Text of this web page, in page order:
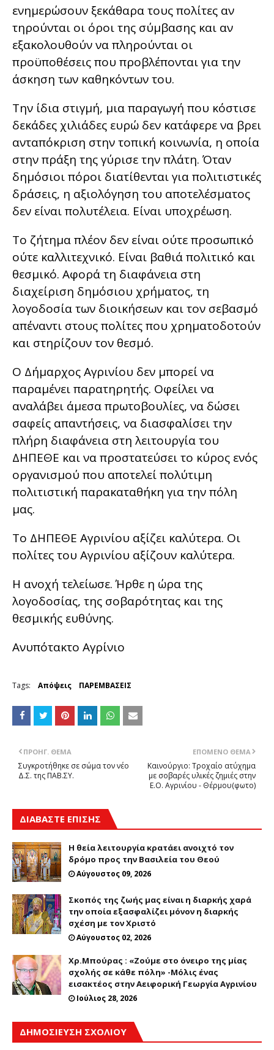
ενημερώσουν ξεκάθαρα τους πολίτες αν
τηρούνται οι όροι της σύμβασης και αν
εξακολουθούν να πληρούνται οι
προϋποθέσεις που προβλέπονται για την
άσκηση των καθηκόντων του.
Την ίδια στιγμή, μια παραγωγή που κόστισε
δεκάδες χιλιάδες ευρώ δεν κατάφερε να βρει
ανταπόκριση στην τοπική κοινωνία, η οποία
στην πράξη της γύρισε την πλάτη. Όταν
δημόσιοι πόροι διατίθενται για πολιτιστικές
δράσεις, η αξιολόγηση του αποτελέσματος
δεν είναι πολυτέλεια. Είναι υποχρέωση.
Το ζήτημα πλέον δεν είναι ούτε προσωπικό
ούτε καλλιτεχνικό. Είναι βαθιά πολιτικό και
θεσμικό. Αφορά τη διαφάνεια στη
διαχείριση δημόσιου χρήματος, τη
λογοδοσία των διοικήσεων και τον σεβασμό
απέναντι στους πολίτες που χρηματοδοτούν
και στηρίζουν τον θεσμό.
Ο Δήμαρχος Αγρινίου δεν μπορεί να
παραμένει παρατηρητής. Οφείλει να
αναλάβει άμεσα πρωτοβουλίες, να δώσει
σαφείς απαντήσεις, να διασφαλίσει την
πλήρη διαφάνεια στη λειτουργία του
ΔΗΠΕΘΕ και να προστατεύσει το κύρος ενός
οργανισμού που αποτελεί πολύτιμη
πολιτιστική παρακαταθήκη για την πόλη
μας.
Το ΔΗΠΕΘΕ Αγρινίου αξίζει καλύτερα. Οι
πολίτες του Αγρινίου αξίζουν καλύτερα.
Η ανοχή τελείωσε. Ήρθε η ώρα της
λογοδοσίας, της σοβαρότητας και της
θεσμικής ευθύνης.
Ανυπότακτο Αγρίνιο
Tags: Απόψεις ΠΑΡΕΜΒΑΣΕΙΣ
ΕΠΌΜΕΝΟ ΘΈΜΑ
Καινούργιο: Τροχαίο ατύχημα
με σοβαρές υλικές ζημιές στην
Ε.Ο. Αγρινίου - Θέρμου(φωτο)
ΠΡΟΗΓ. ΘΈΜΑ
Συγκροτήθηκε σε σώμα τον νέο
Δ.Σ. της ΠΑΒ.ΣΥ.
ΔΙΑΒΑΣΤΕ ΕΠΙΣΗΣ
Η θεία λειτουργία κρατάει ανοιχτό τον
δρόμο προς την Βασιλεία του Θεού
Αύγουστος 09, 2026
Σκοπός της ζωής μας είναι η διαρκής χαρά
την οποία εξασφαλίζει μόνον η διαρκής
σχέση με τον Χριστό
Αύγουστος 02, 2026
Χρ.Μπούρας : «Ζούμε στο όνειρο της μίας
σχολής σε κάθε πόλη» -Μόλις ένας
εισακτέος στην Αειφορική Γεωργία Αγρινίου
Ιούλιος 28, 2026
ΔΗΜΟΣΊΕΥΣΗ ΣΧΟΛΊΟΥ